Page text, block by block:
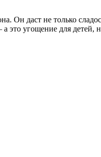
Он даст не только
угощение для детей,